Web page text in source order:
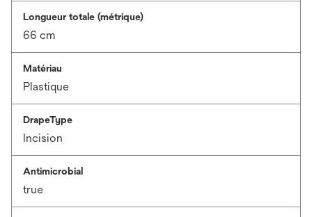
Longueur totale (métrique)
66 cm
Matériau
Plastique
DrapeType
Incision
Antimicrobial
true